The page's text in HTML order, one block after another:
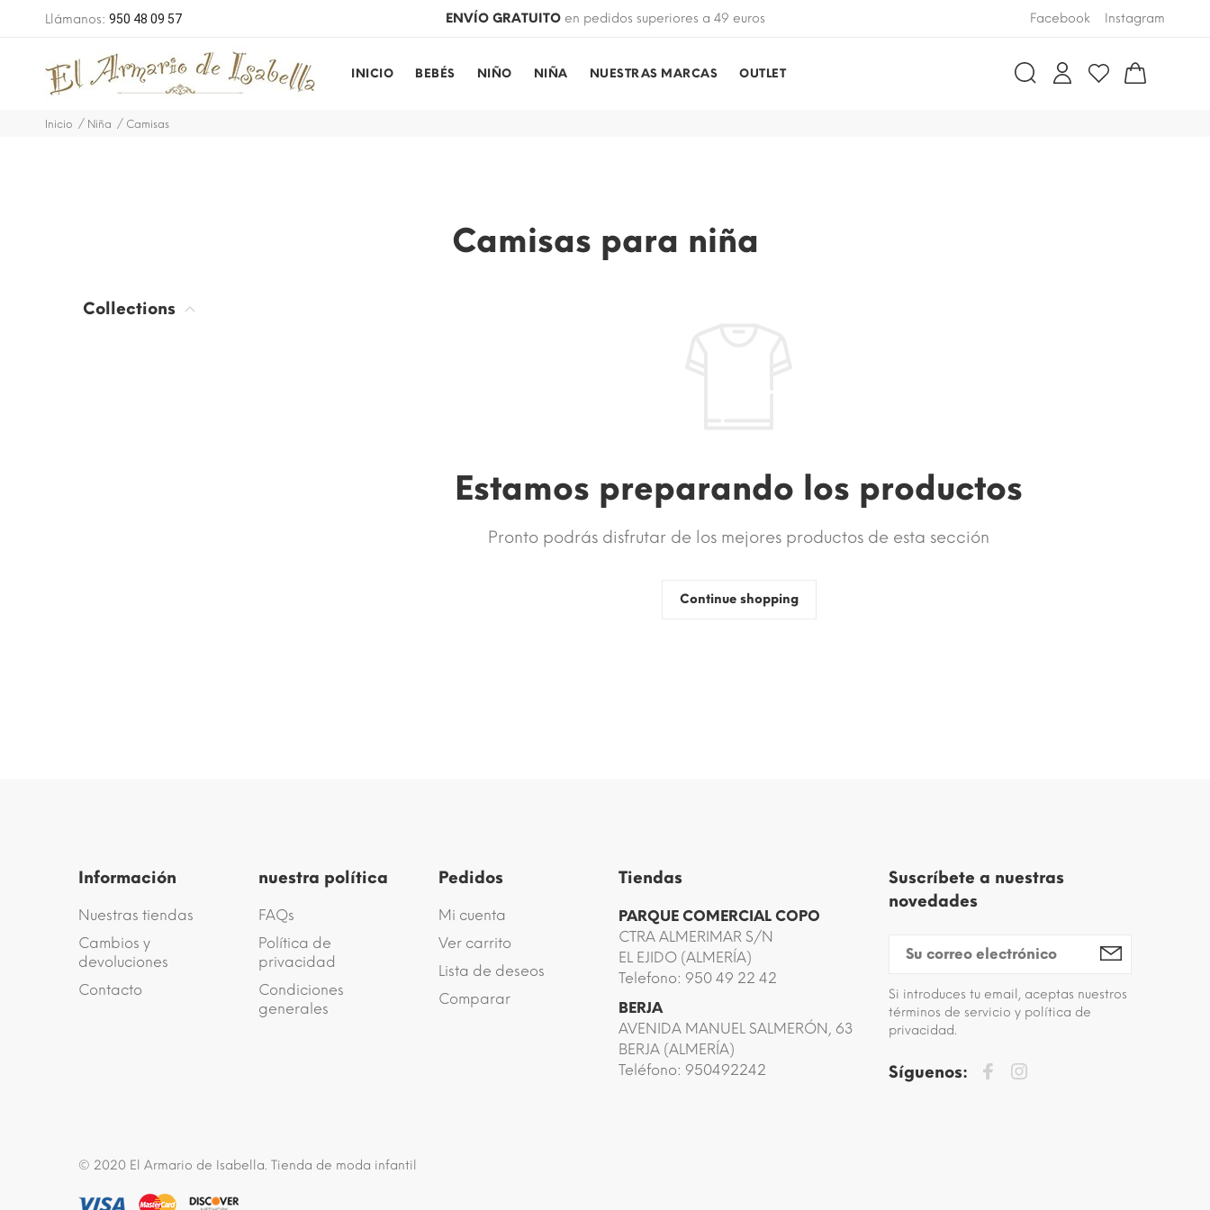
Llámanos: 950 48 09 57
pedidos superiores a 49 euros ENVÍO GRATUITOen pedidos superiores a 49 euros ENVÍO GRATUITOen pedidos
Facebook Instagram
INICIO BEBÉS NIÑO NIÑA NUESTRAS MARCAS OUTLET
Inicio Niña Camisas
Collections
Camisas para niña
Estamos preparando los productos
Pronto podrás disfrutar de los mejores productos de esta sección
Continue shopping
Información
Nuestras tiendas
Cambios y
devoluciones
Contacto
nuestra política
FAQs
Política de
privacidad
Condiciones
generales
Pedidos
Mi cuenta
Ver carrito
Lista de deseos
Comparar
Tiendas
PARQUE COMERCIAL COPO
CTRA ALMERIMAR S/N
EL EJIDO (ALMERÍA)
Telefono: 950 49 22 42
BERJA
AVENIDA MANUEL SALMERÓN, 63
BERJA (ALMERÍA)
Teléfono: 950492242
Suscríbete a nuestras
novedades
Si introduces tu email, aceptas nuestros
términos de servicio y política de
privacidad.
Síguenos:
© 2020 El Armario de Isabella. Tienda de moda infantil